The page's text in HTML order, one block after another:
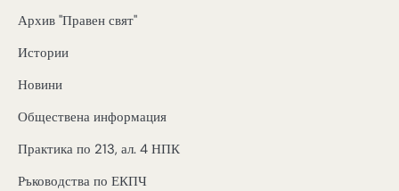
Архив "Правен свят"
Истории
Новини
Обществена информация
Практика по 213, ал. 4 НПК
Ръководства по ЕКПЧ